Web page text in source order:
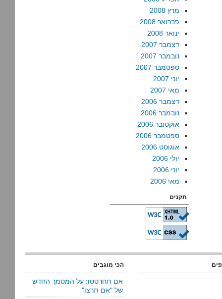
מרץ 2008
פברואר 2008
ינואר 2008
דצמבר 2007
נובמבר 2007
ספטמבר 2007
יוני 2007
מאי 2007
דצמבר 2006
נובמבר 2006
אוקטובר 2006
ספטמבר 2006
אוגוסט 2006
יולי 2006
יוני 2006
מאי 2006
תקנים
הכי מוגבים
אם תחרטטו: על המסמך החדש
של "אם תרצו"